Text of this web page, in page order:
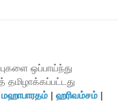
ஒப்பாய்ந்து
தமிழாக்கப்பட்டது
மஹாபாரதம் | ஹரிவம்சம் |